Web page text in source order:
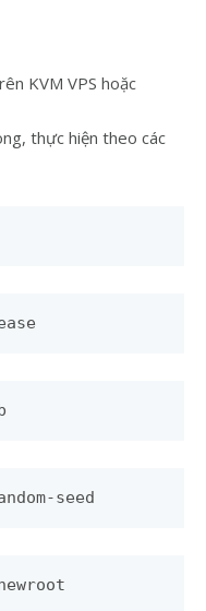
KVM VPS hoặc
thực hiện theo các
seed